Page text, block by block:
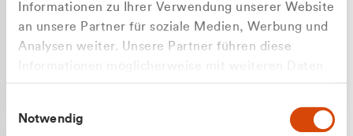
Informationen zu Ihrer Verwendung unserer Website
an unsere Partner für soziale Medien, Werbung und
Analysen weiter. Unsere Partner führen diese
gesammelt haben.
Notwendig
Apilash Balanesan